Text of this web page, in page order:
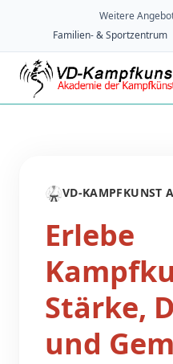
Weitere
Familien- & Sportzentrum
🥋VD-KAMPFKUNST
Erlebe
Stärke,
und